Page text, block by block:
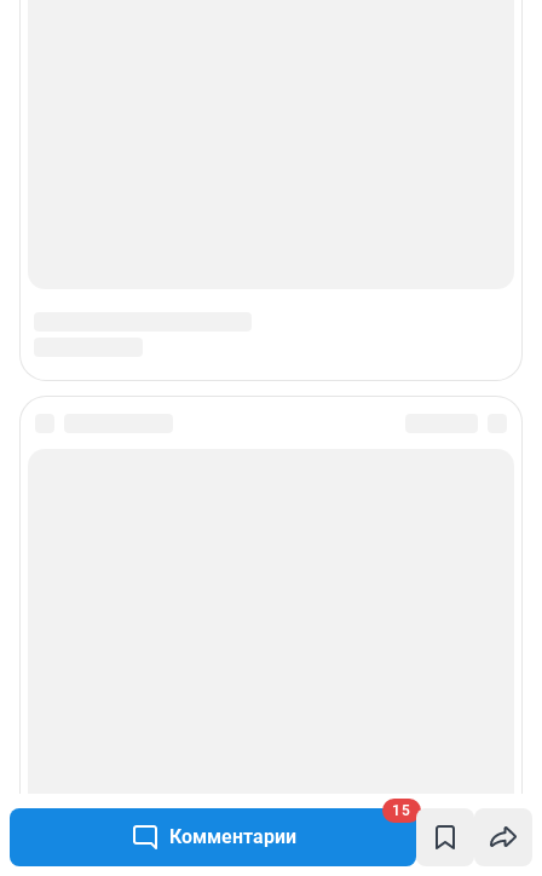
Комментарии
15